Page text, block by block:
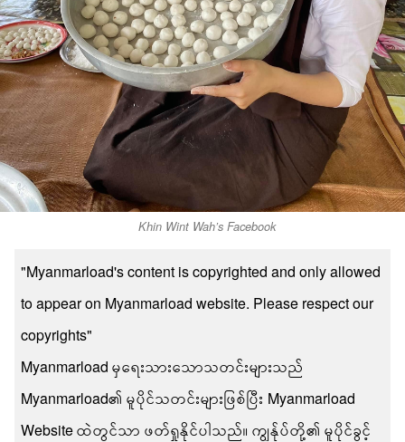
Khin Wint Wah’s Facebook
"Myanmarload's content is copyrighted and only allowed
to appear on Myanmarload website. Please respect our
copyrights"
Myanmarload မှရေးသားသောသတင်းများသည်
Myanmarload၏ မူပိုင်သတင်းများဖြစ်ပြီး Myanmarload
Website ထဲတွင်သာ ဖတ်ရှုနိုင်ပါသည်။ ကျွန်ုပ်တို့၏ မူပိုင်ခွင့်